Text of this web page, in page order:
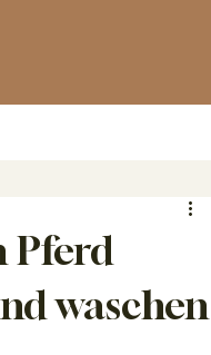
Pferd
waschen